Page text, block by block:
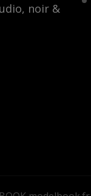
noir &